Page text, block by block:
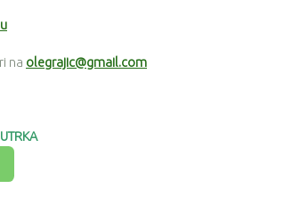
na olegrajic@gmail.com